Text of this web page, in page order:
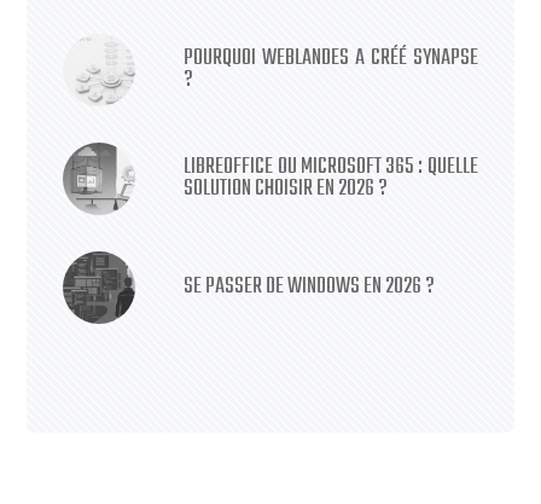
POURQUOI WEBLANDES A CRÉÉ SYNAPSE
?
LIBREOFFICE OU MICROSOFT 365 : QUELLE
SOLUTION CHOISIR EN 2026 ?
SE PASSER DE WINDOWS EN 2026 ?